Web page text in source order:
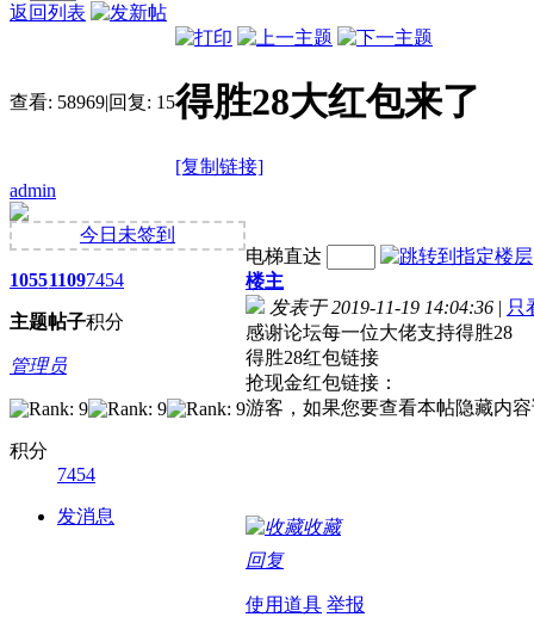
返回列表
查看: 58969|回复: 15得胜28大红包来了
[复制链接]
admin
今日未签到
1055
主题
1109
帖子
7454
积分
管理员
积分
7454
发消息
电梯直达
楼主
发表于 2019-11-19 14:04:36 | 只
感谢论坛每一位大佬支持得胜28
得胜28红包链接
抢现金红包链接：
游客，如果您要查看本帖隐藏内
收藏
回复
使用道具 举报